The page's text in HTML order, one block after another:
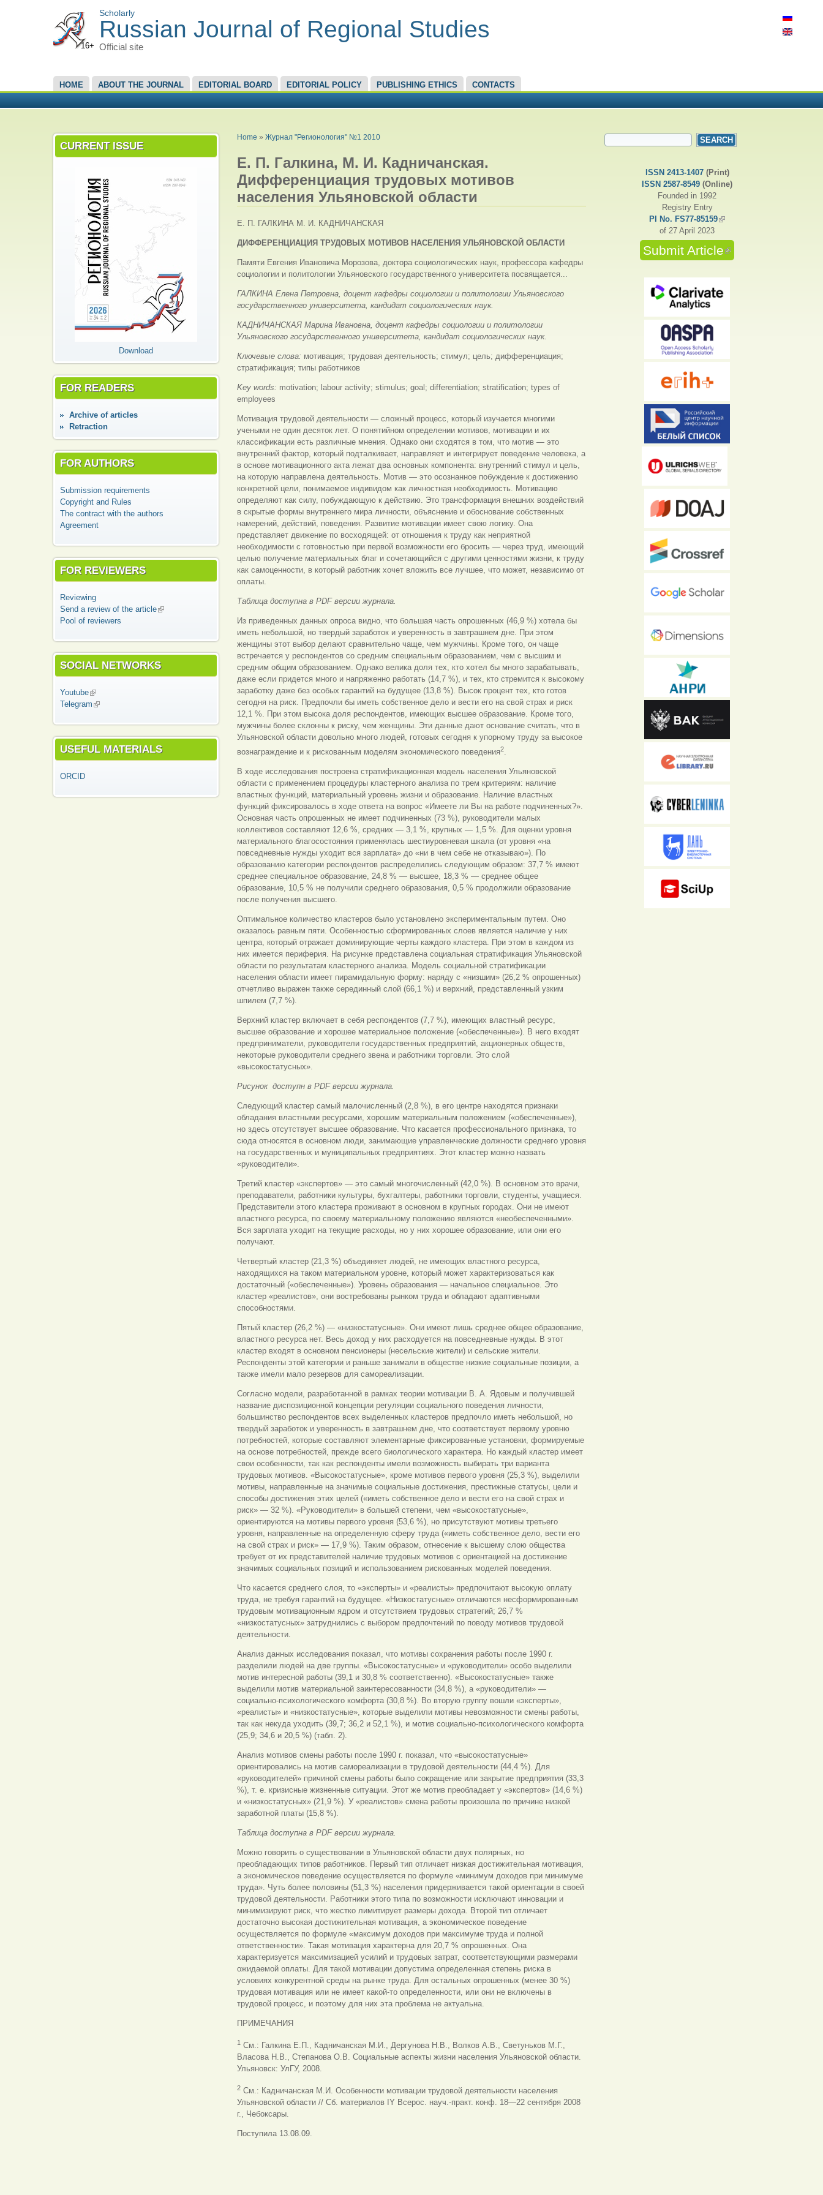
16+
Scholarly
Russian Journal of Regional Studies
Official site
MAIN MENU
HOME ABOUT THE JOURNAL EDITORIAL BOARD EDITORIAL POLICY PUBLISHING ETHICS CONTACTS
CURRENT ISSUE
Download
FOR READERS
Аrchive of articles
Retraction
FOR AUTHORS
Submission requirements
Copyright and Rules
The contract with the authors
Agreement
FOR REVIEWERS
Reviewing
Send a review of the article(link is external)
Pool of reviewers
SOCIAL NETWORKS
Youtube(link is external)
Telegram (link is external)
USEFUL MATERIALS
ORCID
YOU ARE HERE
Home » Журнал "Регионология" №1 2010
Е. П. Галкина, М. И. Кадничанская.
Дифференциация трудовых мотивов
населения Ульяновской области
Е. П. ГАЛКИНА М. И. КАДНИЧАНСКАЯ
ДИФФЕРЕНЦИАЦИЯ ТРУДОВЫХ МОТИВОВ НАСЕЛЕНИЯ УЛЬЯНОВСКОЙ ОБЛАСТИ
Памяти Евгения Ивановича Морозова, доктора социологических наук, профессора кафедры
социологии и политологии Ульяновского государственного университета посвящается...
ГАЛКИНА Елена Петровна, доцент кафедры социологии и политологии Ульяновского
государственного университета, кандидат социологических наук.
КАДНИЧАНСКАЯ Марина Ивановна, доцент кафедры социологии и политологии
Ульяновского государственного университета, кандидат социологических наук.
Ключевые слова: мотивация; трудовая деятельность; стимул; цель; дифференциация;
стратификация; типы работников
Key words: motivation; labour activity; stimulus; goal; differentiation; stratification; types of
employees
Мотивация трудовой деятельности — сложный процесс, который изучается многими
учеными не один десяток лет. О понятийном определении мотивов, мотивации и их
классификации есть различные мнения. Однако они сходятся в том, что мотив — это
внутренний фактор, который подталкивает, направляет и интегрирует поведение человека, а
в основе мотивационного акта лежат два основных компонента: внутренний стимул и цель,
на которую направлена деятельность. Мотив — это осознанное побуждение к достижению
конкретной цели, понимаемое индивидом как личностная необходимость. Мотивацию
определяют как силу, побуждающую к действию. Это трансформация внешних воздействий
в скрытые формы внутреннего мира личности, объяснение и обоснование собственных
намерений, действий, поведения. Развитие мотивации имеет свою логику. Она
представляет движение по восходящей: от отношения к труду как неприятной
необходимости с готовностью при первой возможности его бросить — через труд, имеющий
целью получение материальных благ и сочетающийся с другими ценностями жизни, к труду
как самоценности, в который работник хочет вложить все лучшее, что может, независимо от
оплаты.
Таблица доступна в PDF версии журнала.
Из приведенных данных опроса видно, что большая часть опрошенных (46,9 %) хотела бы
иметь небольшой, но твердый заработок и уверенность в завтрашнем дне. При этом
женщины этот выбор делают сравнительно чаще, чем мужчины. Кроме того, он чаще
встречается у респондентов со средним специальным образованием, чем с высшим и
средним общим образованием. Однако велика доля тех, кто хотел бы много зарабатывать,
даже если придется много и напряженно работать (14,7 %), и тех, кто стремится к высокому
заработку даже без особых гарантий на будущее (13,8 %). Высок процент тех, кто готов
сегодня на риск. Предпочли бы иметь собственное дело и вести его на свой страх и риск
12,1 %. При этом высока доля респондентов, имеющих высшее образование. Кроме того,
мужчины более склонны к риску, чем женщины. Эти данные дают основание считать, что в
Ульяновской области довольно много людей, готовых сегодня к упорному труду за высокое
вознаграждение и к рискованным моделям экономического поведения2
В ходе исследования построена стратификационная модель населения Ульяновской
области с применением процедуры кластерного анализа по трем критериям: наличие
властных функций, материальный уровень жизни и образование. Наличие властных
функций фиксировалось в ходе ответа на вопрос «Имеете ли Вы на работе подчиненных?».
Основная часть опрошенных не имеет подчиненных (73 %), руководители малых
коллективов составляют 12,6 %, средних — 3,1 %, крупных — 1,5 %. Для оценки уровня
материального благосостояния применялась шестиуровневая шкала (от уровня «на
повседневные нужды уходит вся зарплата» до «ни в чем себе не отказываю»). По
образованию категории респондентов распределились следующим образом: 37,7 % имеют
среднее специальное образование, 24,8 % — высшее, 18,3 % — среднее общее
образование, 10,5 % не получили среднего образования, 0,5 % продолжили образование
после получения высшего.
Оптимальное количество кластеров было установлено экспериментальным путем. Оно
оказалось равным пяти. Особенностью сформированных слоев является наличие у них
центра, который отражает доминирующие черты каждого кластера. При этом в каждом из
них имеется периферия. На рисунке представлена социальная стратификация Ульяновской
области по результатам кластерного анализа. Модель социальной стратификации
населения области имеет пирамидальную форму: наряду с «низшим» (26,2 % опрошенных)
отчетливо выражен также серединный слой (66,1 %) и верхний, представленный узким
шпилем (7,7 %).
Верхний кластер включает в себя респондентов (7,7 %), имеющих властный ресурс,
высшее образование и хорошее материальное положение («обеспеченные»). В него входят
предприниматели, руководители государственных предприятий, акционерных обществ,
некоторые руководители среднего звена и работники торговли. Это слой
«высокостатусных».
Рисунок доступн в PDF версии журнала.
Следующий кластер самый малочисленный (2,8 %), в его центре находятся признаки
обладания властными ресурсами, хорошим материальным положением («обеспеченные»),
но здесь отсутствует высшее образование. Что касается профессионального признака, то
сюда относятся в основном люди, занимающие управленческие должности среднего уровня
на государственных и муниципальных предприятиях. Этот кластер можно назвать
«руководители».
Третий кластер «экспертов» — это самый многочисленный (42,0 %). В основном это врачи,
преподаватели, работники культуры, бухгалтеры, работники торговли, студенты, учащиеся.
Представители этого кластера проживают в основном в крупных городах. Они не имеют
властного ресурса, по своему материальному положению являются «необеспеченными».
Вся зарплата уходит на текущие расходы, но у них хорошее образование, или они его
получают.
Четвертый кластер (21,3 %) объединяет людей, не имеющих властного ресурса,
находящихся на таком материальном уровне, который может характеризоваться как
достаточный («обеспеченные»). Уровень образования — начальное специальное. Это
кластер «реалистов», они востребованы рынком труда и обладают адаптивными
способностями.
Пятый кластер (26,2 %) — «низкостатусные». Они имеют лишь среднее общее образование,
властного ресурса нет. Весь доход у них расходуется на повседневные нужды. В этот
кластер входят в основном пенсионеры (несельские жители) и сельские жители.
Респонденты этой категории и раньше занимали в обществе низкие социальные позиции, а
также имели мало резервов для самореализации.
Согласно модели, разработанной в рамках теории мотивации В. А. Ядовым и получившей
название диспозиционной концепции регуляции социального поведения личности,
большинство респондентов всех выделенных кластеров предпочло иметь небольшой, но
твердый заработок и уверенность в завтрашнем дне, что соответствует первому уровню
потребностей, которые составляют элементарные фиксированные установки, формируемые
на основе потребностей, прежде всего биологического характера. Но каждый кластер имеет
свои особенности, так как респонденты имели возможность выбирать три варианта
трудовых мотивов. «Высокостатусные», кроме мотивов первого уровня (25,3 %), выделили
мотивы, направленные на значимые социальные достижения, престижные статусы, цели и
способы достижения этих целей («иметь собственное дело и вести его на свой страх и
риск» — 32 %). «Руководители» в большей степени, чем «высокостатусные»,
ориентируются на мотивы первого уровня (53,6 %), но присутствуют мотивы третьего
уровня, направленные на определенную сферу труда («иметь собственное дело, вести его
на свой страх и риск» — 17,9 %). Таким образом, отнесение к высшему слою общества
требует от их представителей наличие трудовых мотивов с ориентацией на достижение
значимых социальных позиций и использованием рискованных моделей поведения.
Что касается среднего слоя, то «эксперты» и «реалисты» предпочитают высокую оплату
труда, не требуя гарантий на будущее. «Низкостатусные» отличаются несформированным
трудовым мотивационным ядром и отсутствием трудовых стратегий; 26,7 %
«низкостатусных» затруднились с выбором предпочтений по поводу мотивов трудовой
деятельности.
Анализ данных исследования показал, что мотивы сохранения работы после 1990 г.
разделили людей на две группы. «Высокостатусные» и «руководители» особо выделили
мотив интересной работы (39,1 и 30,8 % соответственно). «Высокостатусные» также
выделили мотив материальной заинтересованности (34,8 %), а «руководители» —
социально-психологического комфорта (30,8 %). Во вторую группу вошли «эксперты»,
«реалисты» и «низкостатусные», которые выделили мотивы невозможности смены работы,
так как некуда уходить (39,7; 36,2 и 52,1 %), и мотив социально-психологического комфорта
(25,9; 34,6 и 20,5 %) (табл. 2).
Анализ мотивов смены работы после 1990 г. показал, что «высокостатусные»
ориентировались на мотив самореализации в трудовой деятельности (44,4 %). Для
«руководителей» причиной смены работы было сокращение или закрытие предприятия (33,3
%), т. е. кризисные жизненные ситуации. Этот же мотив преобладает у «экспертов» (14,6 %)
и «низкостатусных» (21,9 %). У «реалистов» смена работы произошла по причине низкой
заработной платы (15,8 %).
Таблица доступна в PDF версии журнала.
Можно говорить о существовании в Ульяновской области двух полярных, но
преобладающих типов работников. Первый тип отличает низкая достижительная мотивация,
а экономическое поведение осуществляется по формуле «минимум доходов при минимуме
труда». Чуть более половины (51,3 %) населения придерживается такой ориентации в своей
трудовой деятельности. Работники этого типа по возможности исключают инновации и
минимизируют риск, что жестко лимитирует размеры дохода. Второй тип отличает
достаточно высокая достижительная мотивация, а экономическое поведение
осуществляется по формуле «максимум доходов при максимуме труда и полной
ответственности». Такая мотивация характерна для 20,7 % опрошенных. Она
характеризуется максимизацией усилий и трудовых затрат, соответствующими размерами
ожидаемой оплаты. Для такой мотивации допустима определенная степень риска в
условиях конкурентной среды на рынке труда. Для остальных опрошенных (менее 30 %)
трудовая мотивация или не имеет какой-то определенности, или они не включены в
трудовой процесс, и поэтому для них эта проблема не актуальна.
ПРИМЕЧАНИЯ
1 См.: Галкина Е.П., Кадничанская М.И., Дергунова Н.В., Волков А.В., Светуньков М.Г.,
Власова Н.В., Степанова О.В. Социальные аспекты жизни населения Ульяновской области.
Ульяновск: УлГУ, 2008.
2 См.: Кадничанская М.И. Особенности мотивации трудовой деятельности населения
Ульяновской области // Сб. материалов IY Всерос. науч.-практ. конф. 18—22 сентября 2008
г., Чебоксары.
Поступила 13.08.09.
SEARCH FORM
ISSN 2413-1407(Print)
ISSN 2587-8549 (Online)
Founded in 1992
Registry Entry
PI No. FS77-85159(link is external)
of 27 April 2023
Submit Article(link is external)